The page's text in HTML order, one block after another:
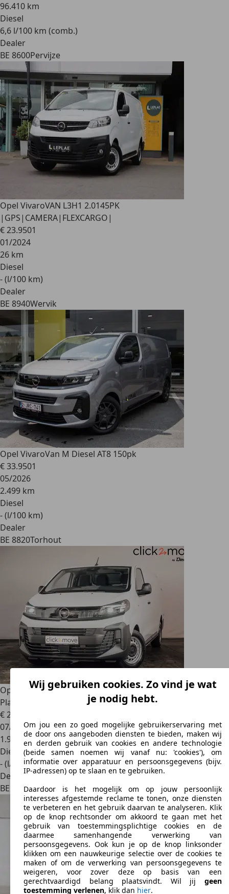
96.410 km
Diesel
6,6 l/100 km (comb.)
Dealer
BE 8600Pervijze
Opel VivaroVAN L3H1 2.0145PK
|GPS|CAMERA|FLEXCARGO|
€ 23.9501
01/2024
26 km
Diesel
- (l/100 km)
Dealer
BE 8940Wervik
Opel VivaroVan M Diesel AT8 150pk
€ 33.9501
05/2026
2.499 km
Diesel
- (l/100 km)
Dealer
BE 8820Torhout
Opel Vivaro Vivaro Van L3H1 2.0 Turbo D 145 S/S AT8 3
Places *Ex Demo - Etat NEUF*
€ 28.490
07/2025
1.983 km
Diesel
- (l/100 km)
Dealer
BE 5100Naninne (namur)
Wij gebruiken cookies. Zo vind je wat
je nodig hebt.
Om jou een zo goed mogelijke gebruikerservaring met
de door ons aangeboden diensten te bieden, maken wij
en derden gebruik van cookies en andere technologie
(beide samen noemen wij vanaf nu: 'cookies'), om
informatie over apparatuur en persoonsgegevens (bijv.
IP-adressen) op te slaan en te gebruiken.
Daardoor is het mogelijk om op jouw persoonlijk
interesses afgestemde reclame te tonen, onze diensten
te verbeteren en het gebruik daarvan te analyseren. Klik
op de knop rechtsonder om akkoord te gaan met het
gebruik van toestemmingsplichtige cookies en de
daarmee samenhangende verwerking van
persoonsgegevens. Ook kun je op de knop linksonder
klikken om een nauwkeurige selectie over de cookies te
maken of om de verwerking van persoonsgegevens te
weigeren, voor zover deze op basis van een
gerechtvaardigd belang plaatsvindt. Wil jij geen
toestemming verlenen, klik dan hier.